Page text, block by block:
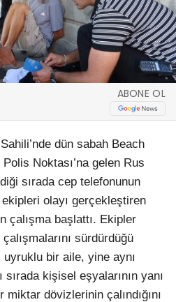
ABONE OL
dün sabah Beach
Noktası’na gelen Rus
sırada cep telefonunun
ekipleri olayı gerçekleştiren
çalışma başlattı. Ekipler
sürdürdüğü
uyruklu bir aile, yine aynı
kişisel eşyalarının yanı
dövizlerinin çalındığını